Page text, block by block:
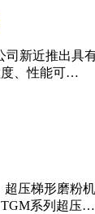
司新近推出具
度、性能可…
压梯形磨粉
TGM系列超压…